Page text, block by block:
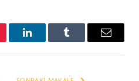
LinkedInTumblr Email